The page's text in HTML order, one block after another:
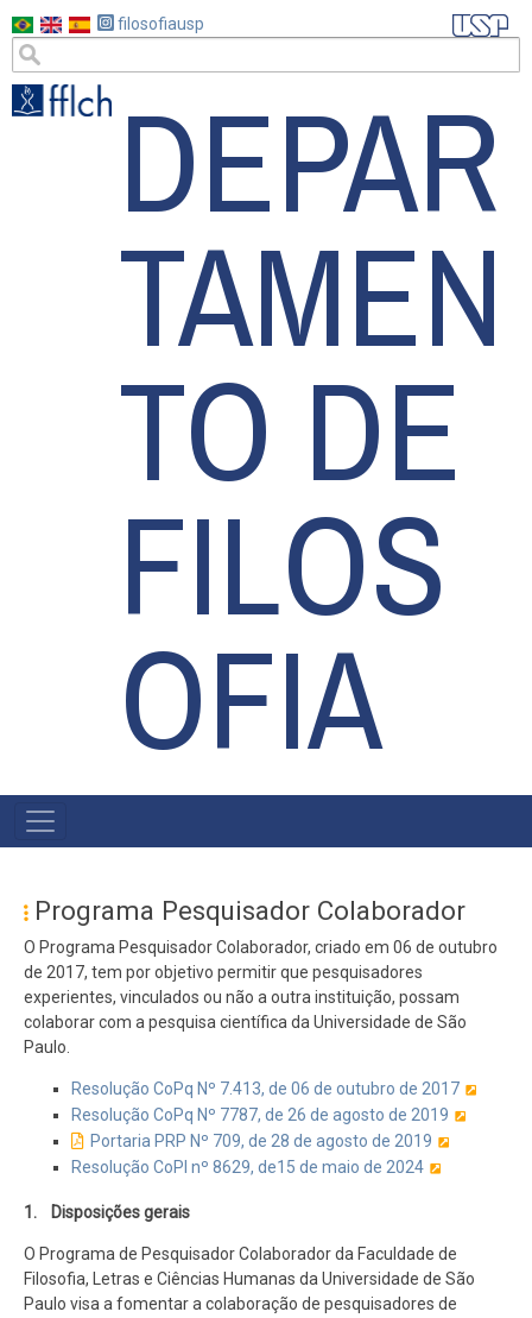
para
conteúdo
principal
filosofiausp
DEPAR
TAMEN
TO DE
FILOS
OFIA
MAIN
Programa Pesquisador Colaborador
O Programa Pesquisador Colaborador, criado em 06 de outubro
de 2017, tem por objetivo permitir que pesquisadores
experientes, vinculados ou não a outra instituição, possam
colaborar com a pesquisa científica da Universidade de São
Paulo.
Resolução CoPq Nº 7.413, de 06 de outubro de 2017
Resolução CoPq Nº 7787, de 26 de agosto de 2019
Portaria PRP Nº 709, de 28 de agosto de 2019
Resolução CoPI nº 8629, de15 de maio de 2024
1. Disposições gerais
O Programa de Pesquisador Colaborador da Faculdade de
Filosofia, Letras e Ciências Humanas da Universidade de São
Paulo visa a fomentar a colaboração de pesquisadores de